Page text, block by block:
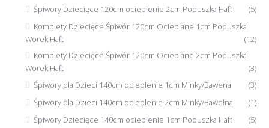
Śpiwory Dziecięce 120cm ocieplenie 2cm Poduszka Haft
(5)
Komplety Dziecięce Śpiwór 120cm Ocieplane 1cm Poduszka
Worek Haft
(12)
Komplety Dziecięce Śpiwór 120cm Ocieplane 2cm Poduszka
Worek Haft
(3)
Śpiwory dla Dzieci 140cm ocieplenie 1cm Minky/Bawena
(3)
Śpiwory dla Dzieci 140cm ocieplenie 2cm Minky/Bawełna
(1)
Śpiwory Dziecięce 140cm ocieplenie 1cm Poduszka Haft
(5)